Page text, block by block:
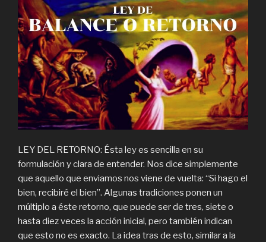
LEY DEL RETORNO: Ésta ley es sencilla en su
formulación y clara de entender. Nos dice simplemente
que aquello que enviamos nos viene de vuelta: “Si hago el
bien, recibiré el bien”. Algunas tradiciones ponen un
múltiplo a éste retorno, que puede ser de tres, siete o
hasta diez veces la acción inicial, pero también indican
que esto no es exacto. La idea tras de esto, similar a la